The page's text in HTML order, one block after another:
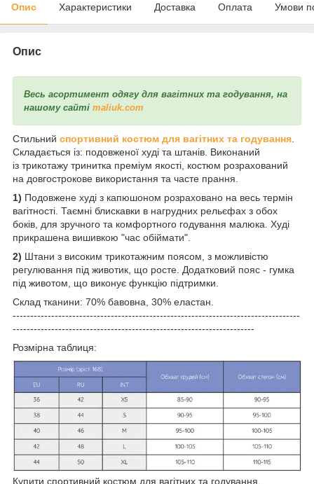
Опис Характеристики Доставка Оплата Умови
Опис
Весь асортимент одягу для вагітних та годування, на
нашому сайті maliuk.com
Стильний спортивний костюм для вагітних та годування
Складається із: подовженої худі та штанів. Виконаний
із трикотажу тринитка преміум якості, костюм розрахований
на довгострокове використання та часте прання.
1) Подовжене худі з капюшоном розраховано на весь термін
вагітності. Таємні блискавки в нагрудних рельєфах з обох
боків, для зручного та комфортного годування малюка. Худі
прикрашена вишивкою "час обіймати".
2) Штани з високим трикотажним поясом, з можливістю
регулювання під животик, що росте. Додатковий пояс - гумка
під животом, що виконує функцію підтримки.
Склад тканини: 70% бавовна, 30% еластан.
----------------------------------------------------------------------------------
---------------------------------------------------------------------
Розмірна таблиця:
Купити спортивний костюм для вагітних та годування,